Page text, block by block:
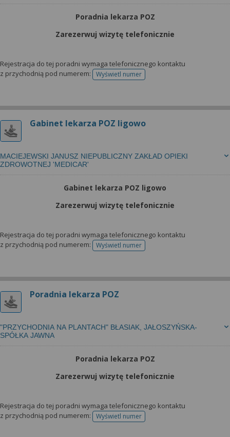
Poradnia lekarza POZ
Zarezerwuj wizytę telefonicznie
Rejestracja do tej poradni wymaga telefonicznego kontaktu
z przychodnią pod numerem:
Wyświetl numertelefonu do rejestracji
Gabinet lekarza POZ ligowo
MACIEJEWSKI JANUSZ NIEPUBLICZNY ZAKŁAD OPIEKI
ZDROWOTNEJ 'MEDICAR'
Gabinet lekarza POZ ligowo
Zarezerwuj wizytę telefonicznie
Rejestracja do tej poradni wymaga telefonicznego kontaktu
z przychodnią pod numerem:
Wyświetl numertelefonu do rejestracji
Poradnia lekarza POZ
"PRZYCHODNIA NA PLANTACH" BŁASIAK, JAŁOSZYŃSKA-
SPÓŁKA JAWNA
Poradnia lekarza POZ
Zarezerwuj wizytę telefonicznie
Rejestracja do tej poradni wymaga telefonicznego kontaktu
z przychodnią pod numerem:
Wyświetl numertelefonu do rejestracji